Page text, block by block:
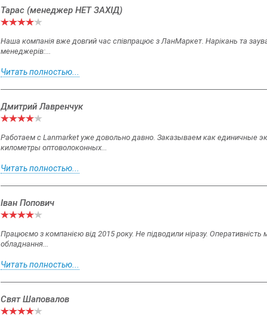
Тарас (менеджер НЕТ ЗАХІД)
Наша компанія вже довгий час співпрацює з ЛанМаркет. Нарікань та
менеджерів:...
Читать полностью...
Дмитрий Лавренчук
Работаем с Lanmarket уже довольно давно. Заказываем как единичные
километры оптоволоконных...
Читать полностью...
Іван Попович
Працюємо з компанією від 2015 року. Не підводили ніразу.
обладнання...
Читать полностью...
Свят Шаповалов